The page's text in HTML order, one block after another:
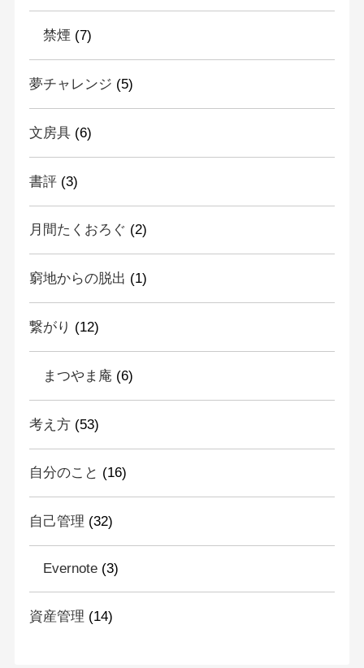
禁煙 (7)
夢チャレンジ (5)
文房具(6)
書評(3)
月間たくおろぐ (2)
窮地からの脱出 (1)
繋がり (12)
まつやま庵 (6)
考え方(53)
自分のこと (16)
自己管理 (32)
Evernote(3)
資産管理 (14)